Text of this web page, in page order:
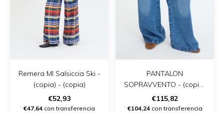
Remera Ml Salsiccia Ski -
(copia) - (copia)
€52,93
€47,64 con transferencia
PANTALON
SOPRAVVENTO - (copia)
- (copia)
€115,82
€104,24con transferencia